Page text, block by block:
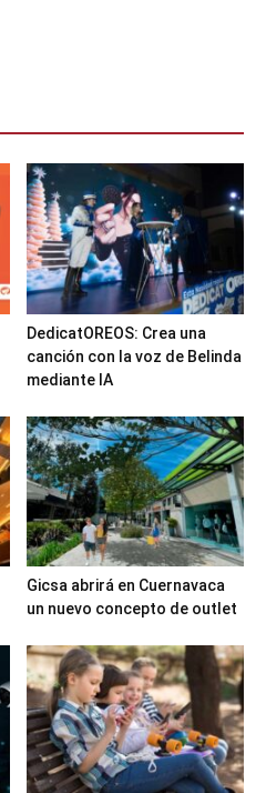
DedicatOREOS: Crea una
canción con la voz de Belinda
mediante IA
Gicsa abrirá en Cuernavaca
un nuevo concepto de outlet